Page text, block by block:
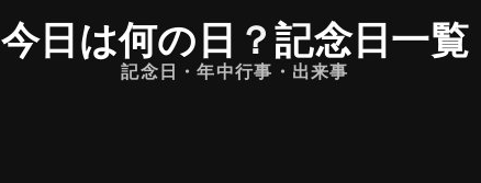
今日は何の日 ？記念日一覧
記念日・年中行事・出来事